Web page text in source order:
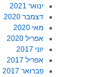
ינואר 2021
דצמבר 2020
מאי 2020
אפריל 2020
יוני 2017
אפריל 2017
פברואר 2017